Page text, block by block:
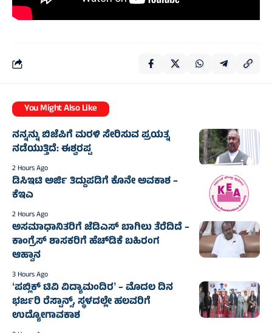
You Might Also Like
ನನ್ನನ್ನು ಬಿಜೆಪಿಗೆ ಮರಳಿ ಸೇರಿಸುವ ಪ್ರಯತ್ನ
ನಡೆಯುತ್ತಿದೆ: ಈಶ್ವರಪ್ಪ
2 Hours Ago
ಡಿಸಿಇಟಿ ಅರ್ಜಿ ತಿದ್ದುಪಡಿಗೆ ಕೊನೇ ಅವಕಾಶ –
ಕೆಇಎ
2 Hours Ago
ಅಸಮಾಧಾನಿತರಿಗೆ ಜೆಡಿಎಸ್‌‍ ಬಾಗಿಲು ತೆರೆದಿದೆ –
ಕಾಂಗ್ರೆಸ್‌‍ ಶಾಸಕರಿಗೆ ಹೆಚ್‌ಡಿಕೆ ಬಹಿರಂಗ
ಆಹ್ವಾನ
3 Hours Ago
ʻಪಬ್ಲಿಕ್‌ ಟಿವಿ ವಿದ್ಯಾಮಂದಿರʼ – ಮೊದಲ ದಿನ
ಭರ್ಜರಿ ರೆಸ್ಪಾನ್ಸ್‌, ಸ್ಥಳದಲ್ಲೇ ಹಲವರಿಗೆ
ಉದ್ಯೋಗಾವಕಾಶ